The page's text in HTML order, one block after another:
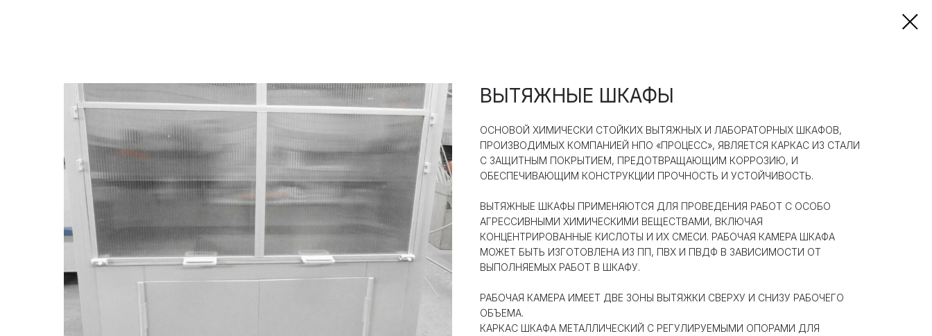
ВЫТЯЖНЫЕ ШКАФЫ
ОСНОВОЙ ХИМИЧЕСКИ СТОЙКИХ ВЫТЯЖНЫХ И ЛАБОРАТОРНЫХ ШКАФОВ,
ПРОИЗВОДИМЫХ КОМПАНИЕЙ НПО «ПРОЦЕСС», ЯВЛЯЕТСЯ КАРКАС ИЗ СТАЛИ
С ЗАЩИТНЫМ ПОКРЫТИЕМ, ПРЕДОТВРАЩАЮЩИМ КОРРОЗИЮ, И
ОБЕСПЕЧИВАЮЩИМ КОНСТРУКЦИИ ПРОЧНОСТЬ И УСТОЙЧИВОСТЬ.
ВЫТЯЖНЫЕ ШКАФЫ ПРИМЕНЯЮТСЯ ДЛЯ ПРОВЕДЕНИЯ РАБОТ С ОСОБО
АГРЕССИВНЫМИ ХИМИЧЕСКИМИ ВЕЩЕСТВАМИ, ВКЛЮЧАЯ
КОНЦЕНТРИРОВАННЫЕ КИСЛОТЫ И ИХ СМЕСИ. РАБОЧАЯ КАМЕРА ШКАФА
МОЖЕТ БЫТЬ ИЗГОТОВЛЕНА ИЗ ПП, ПВХ И ПВДФ В ЗАВИСИМОСТИ ОТ
ВЫПОЛНЯЕМЫХ РАБОТ В ШКАФУ.
РАБОЧАЯ КАМЕРА ИМЕЕТ ДВЕ ЗОНЫ ВЫТЯЖКИ СВЕРХУ И СНИЗУ РАБОЧЕГО
ОБЪЕМА.
КАРКАС ШКАФА МЕТАЛЛИЧЕСКИЙ С РЕГУЛИРУЕМЫМИ ОПОРАМИ ДЛЯ